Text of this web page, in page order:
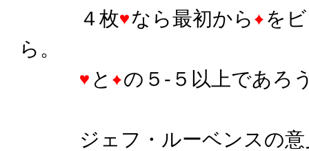
４枚 なら最初から
を
ら。
と
の５-５以上であろ
ジェフ・ルーベンスの意